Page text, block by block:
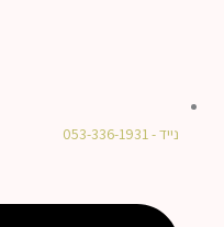
נייד - 053-336-1931